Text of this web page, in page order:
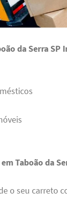
da Serra SP
Taboão da
o seu carreto